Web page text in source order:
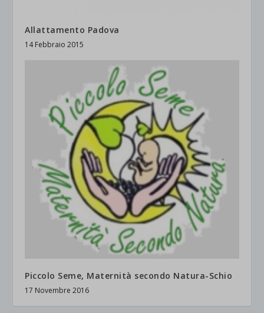
Allattamento Padova
14 Febbraio 2015
Piccolo Seme, Maternità secondo Natura-Schio
17 Novembre 2016